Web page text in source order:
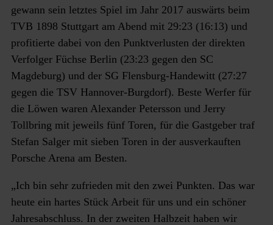
gewann sein letztes Spiel im Jahr 2017 auswärts beim
TVB 1898 Stuttgart am Abend mit 29:23 (16:13) und
profitierte dabei von den Punktverlusten der direkten
Verfolger Füchse Berlin (23:23 gegen den SC
Magdeburg) und der SG Flensburg-Handewitt (27:27
gegen die TSV Hannover-Burgdorf). Beste Werfer für
die Löwen waren Alexander Petersson und Jerry
Tollbring mit jeweils fünf Toren, für die Gastgeber traf
Stefan Salger mit sieben Toren in der ausverkauften
Porsche Arena am Besten.
„Ich bin sehr zufrieden mit den zwei Punkten. Das war
heute ein hartes Stück Arbeit für uns und ein schöner
Jahresabschluss. In der zweiten Halbzeit haben wir